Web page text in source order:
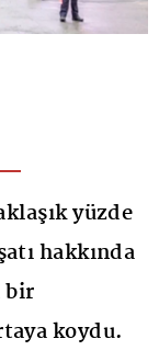
yüzde
hakkında
bir
koydu.